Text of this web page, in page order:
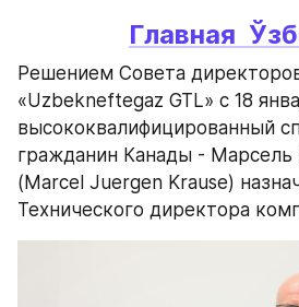
Главная
Решением Совета
«Uzbekneftegaz GTL» с 18
высококвалифицированный
гражданин Канады - Марсель
(Marcel Juergen Krause)
Технического директора